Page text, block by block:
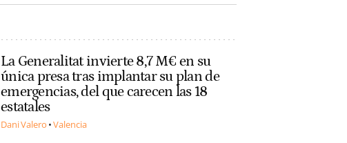
La Generalitat invierte 8,7 M€ en su
única presa tras implantar su plan de
emergencias, del que carecen las 18
estatales
Dani Valero Valencia